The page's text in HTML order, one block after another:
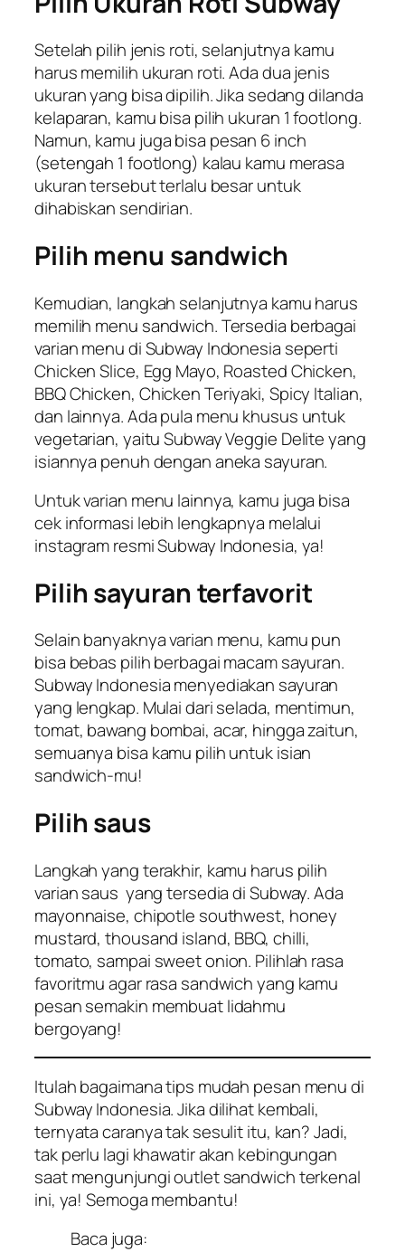
Setelah pilih jenis roti, selanjutnya kamu
harus memilih ukuran roti. Ada dua jenis
ukuran yang bisa dipilih. Jika sedang dilanda
kelaparan, kamu bisa pilih ukuran 1 footlong.
Namun, kamu juga bisa pesan 6 inch
(setengah 1 footlong) kalau kamu merasa
ukuran tersebut terlalu besar untuk
dihabiskan sendirian.
Pilih menu sandwich
Kemudian, langkah selanjutnya kamu harus
memilih menu sandwich. Tersedia berbagai
varian menu di Subway Indonesia seperti
Chicken Slice, Egg Mayo, Roasted Chicken,
BBQ Chicken, Chicken Teriyaki, Spicy Italian,
dan lainnya. Ada pula menu khusus untuk
vegetarian, yaitu Subway Veggie Delite yang
isiannya penuh dengan aneka sayuran.
Untuk varian menu lainnya, kamu juga bisa
cek informasi lebih lengkapnya melalui
instagram resmi Subway Indonesia, ya!
Pilih sayuran terfavorit
Selain banyaknya varian menu, kamu pun
bisa bebas pilih berbagai macam sayuran.
Subway Indonesia menyediakan sayuran
yang lengkap. Mulai dari selada, mentimun,
tomat, bawang bombai, acar, hingga zaitun,
semuanya bisa kamu pilih untuk isian
sandwich-mu!
Pilih saus
Langkah yang terakhir, kamu harus pilih
varian saus yang tersedia di Subway. Ada
mayonnaise, chipotle southwest, honey
mustard, thousand island, BBQ, chilli,
tomato, sampai sweet onion. Pilihlah rasa
favoritmu agar rasa sandwich yang kamu
pesan semakin membuat lidahmu
bergoyang!
Itulah bagaimana tips mudah pesan menu di
Subway Indonesia. Jika dilihat kembali,
ternyata caranya tak sesulit itu, kan? Jadi,
tak perlu lagi khawatir akan kebingungan
saat mengunjungi outlet sandwich terkenal
ini, ya! Semoga membantu!
Baca juga: